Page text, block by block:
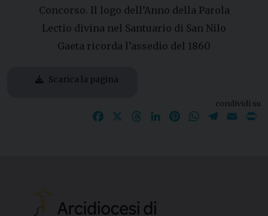
Concorso. Il logo dell’Anno della Parola
Lectio divina nel Santuario di San Nilo
Gaeta ricorda l’assedio del 1860
Scarica la pagina
condividi su
Facebook ThreadsLinkedInPinterestWhatsApp
Telegram
Email